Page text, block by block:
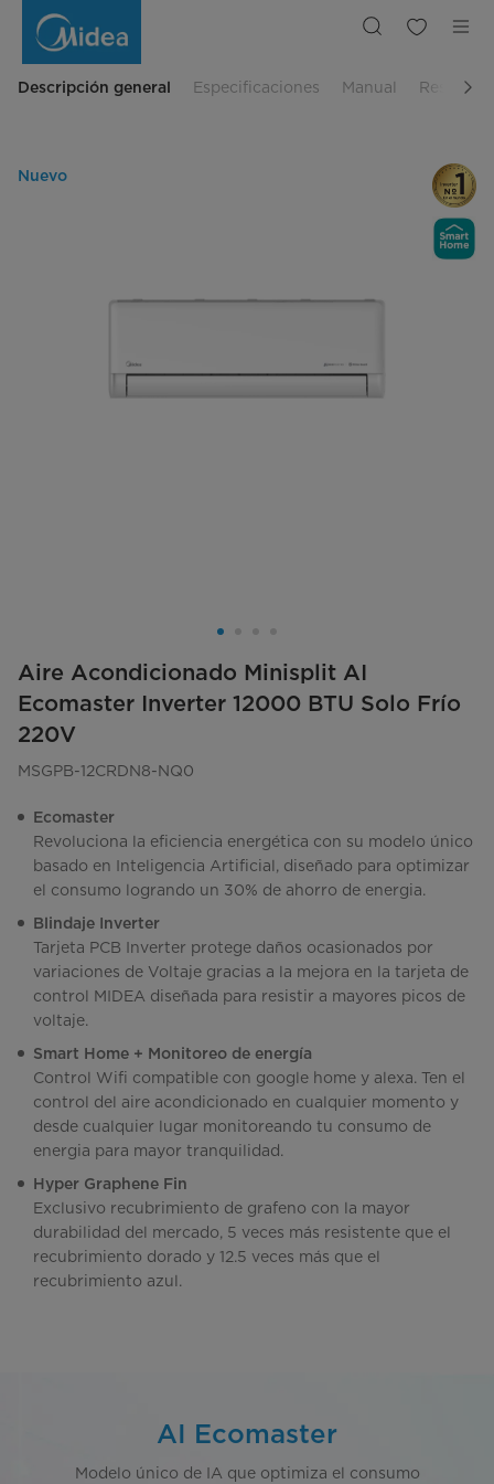
Acondicionado
Minisplit
12000Descripción general Especificaciones Manual Reseñas
Nuevo
Aire Acondicionado Minisplit AI
Ecomaster Inverter 12000 BTU Solo Frío
220V
MSGPB-12CRDN8-NQ0
Ecomaster
Revoluciona la eficiencia energética con su modelo único
basado en Inteligencia Artificial, diseñado para optimizar
el consumo logrando un 30% de ahorro de energia.
Blindaje Inverter
Tarjeta PCB Inverter protege daños ocasionados por
variaciones de Voltaje gracias a la mejora en la tarjeta de
control MIDEA diseñada para resistir a mayores picos de
voltaje.
Smart Home + Monitoreo de energía
Control Wifi compatible con google home y alexa. Ten el
control del aire acondicionado en cualquier momento y
desde cualquier lugar monitoreando tu consumo de
energia para mayor tranquilidad.
Hyper Graphene Fin
Exclusivo recubrimiento de grafeno con la mayor
durabilidad del mercado, 5 veces más resistente que el
recubrimiento dorado y 12.5 veces más que el
recubrimiento azul.
AI Ecomaster
Modelo único de IA que optimiza el consumo